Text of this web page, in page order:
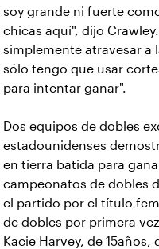
soy grande ni fuerte
chicas aquí", dijo
simplemente atravesar a
sólo tengo que usar
para intentar ganar".
Dos equipos de dobles
estadounidenses
en tierra batida para
campeonatos de dobles
el partido por el título
de dobles por primera
Kacie Harvey, de 15años,